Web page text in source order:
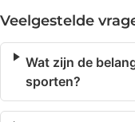
Veelgestelde
Wat zijn de
sporten?